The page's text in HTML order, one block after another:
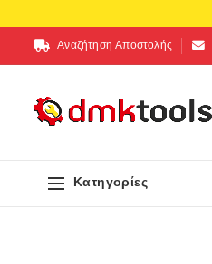
Αναζήτηση Αποστολής
Κατηγορίες